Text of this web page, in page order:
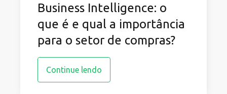
Business Intelligence: o
que é e qual a importância
para o setor de compras?
Continue lendo